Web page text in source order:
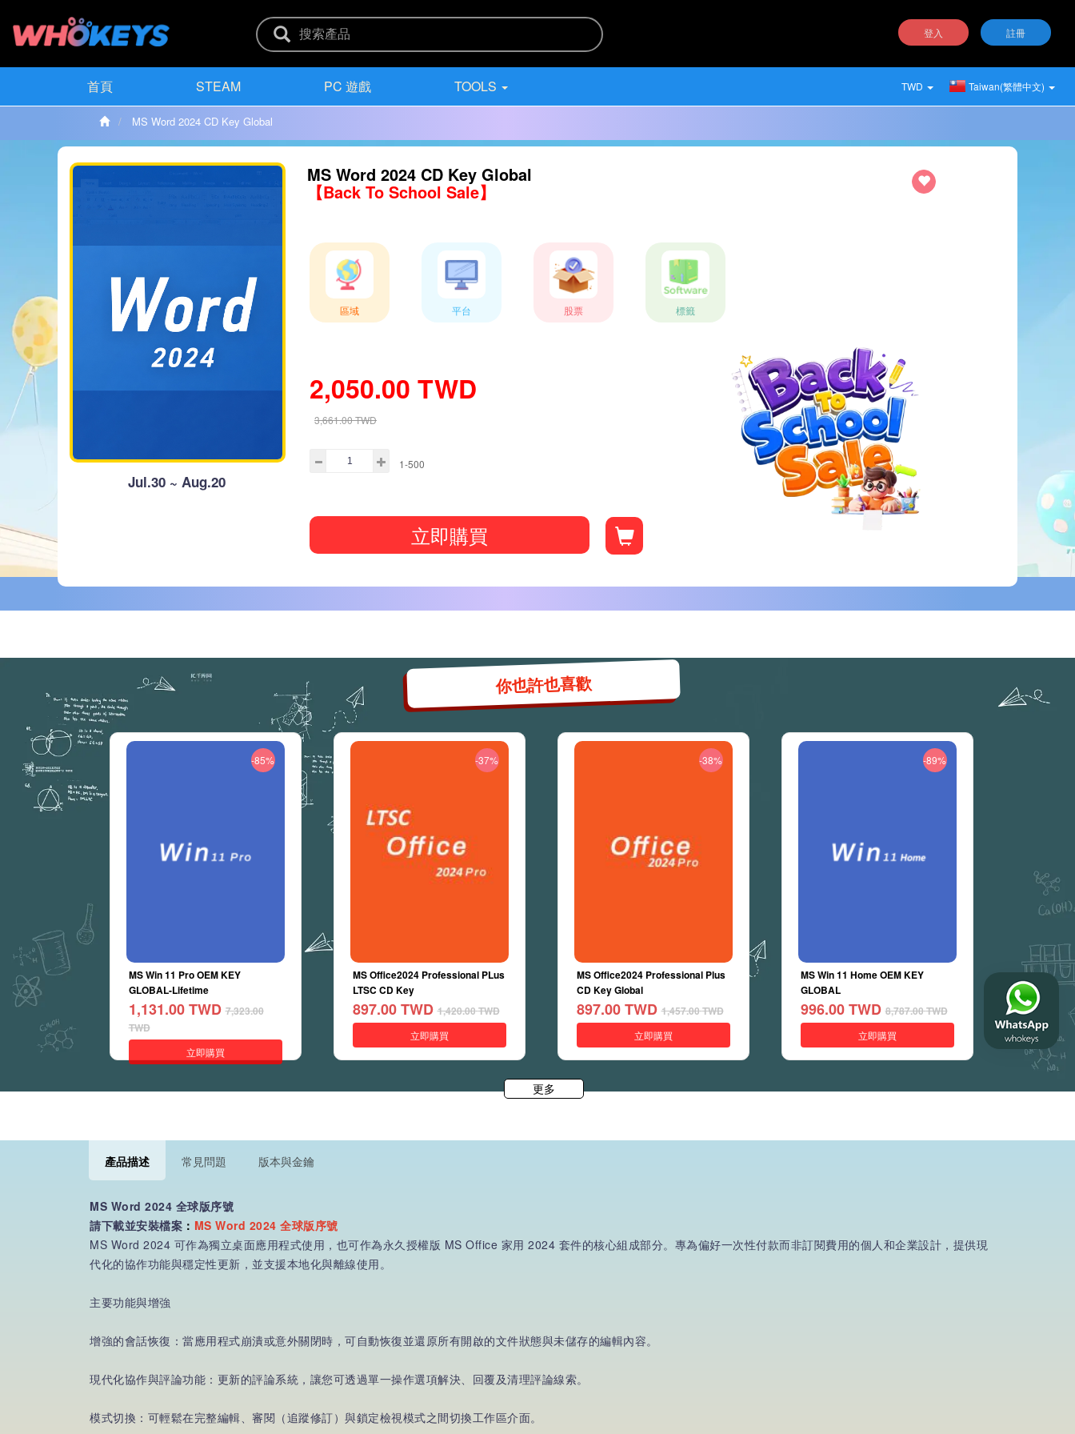
登入 註冊
首頁 STEAM PC 遊戲 TOOLS TWD Taiwan(繁體中文)
MS Word 2024 CD Key Global
Jul.30 ~ Aug.20
MS Word 2024 CD Key Global
【Back To School Sale】
區域 平台 股票 標籤
2,050.00 TWD
3,661.00TWD
1-500
立即購買
你也許也喜歡
-85%
MS Win 11 Pro OEM KEY
GLOBAL-Lifetime
1,131.00 TWD 7,323.00
TWD
立即購買
-37%
MS Office2024 Professional PLus
LTSC CD Key
897.00 TWD 1,420.00TWD
立即購買
-38%
MS Office2024 Professional Plus
CD Key Global
897.00 TWD 1,457.00TWD
立即購買
-89%
MS Win 11 Home OEM KEY
GLOBAL
996.00 TWD 8,787.00TWD
立即購買
更多
產品描述 常見問題 版本與金鑰
MS Word 2024 全球版序號
請下載並安裝檔案 ： MS Word 2024 全球版序號
MS Word 2024 可作為獨立桌面應用程式使用，也可作為永久授權版 MS Office 家用 2024 套件的核心組成部分。專為偏好一次性付款而非訂閱費用的個人和企業設計，提供現
代化的協作功能與穩定性更新，並支援本地化與離線使用。
主要功能與增強
增強的會話恢復：當應用程式崩潰或意外關閉時，可自動恢復並還原所有開啟的文件狀態與未儲存的編輯內容。
現代化協作與評論功能：更新的評論系統，讓您可透過單一操作選項解決、回覆及清理評論線索。
模式切換：可輕鬆在完整編輯、審閱（追蹤修訂）與鎖定檢視模式之間切換工作區介面。